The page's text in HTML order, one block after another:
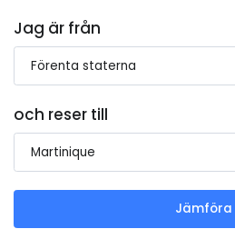
Jag är från
och reser till
Jämföra